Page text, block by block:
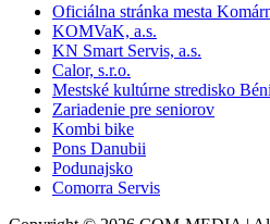
Oficiálna stránka mesta
KOMVaK, a.s.
KN Smart Servis, a.s.
Calor, s.r.o.
Mestské kultúrne stredisko
Zariadenie pre seniorov
Kombi bike
Pons Danubii
Podunajsko
Comorra Servis